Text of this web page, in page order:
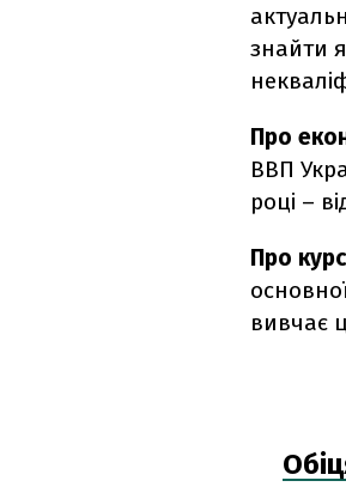
знайти
Про
ВВП
році –
Про
вивчає